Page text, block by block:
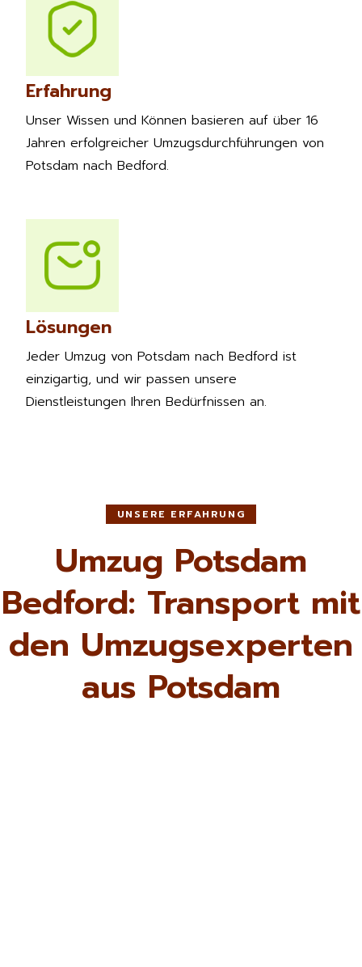
Erfahrung
Unser Wissen und Können basieren auf über 16
Jahren erfolgreicher Umzugsdurchführungen von
Potsdam nach Bedford.
Lösungen
Jeder Umzug von Potsdam nach Bedford ist
einzigartig, und wir passen unsere
Dienstleistungen Ihren Bedürfnissen an.
UNSERE ERFAHRUNG
Umzug Potsdam
Bedford: Transport mit
den Umzugsexperten
aus Potsdam